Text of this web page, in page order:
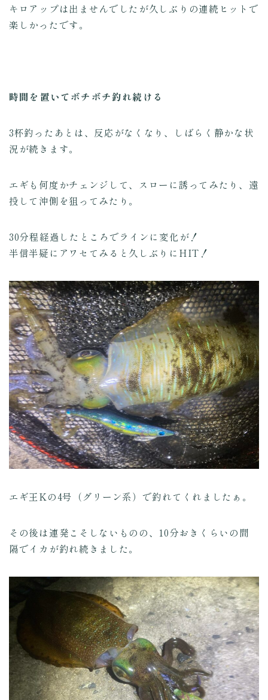
キロアップは出ませんでしたが久しぶりの連続ヒットで
楽しかったです。
時間を置いてボチボチ釣れ続ける
3杯釣ったあとは、反応がなくなり、しばらく静かな状
況が続きます。
エギも何度かチェンジして、スローに誘ってみたり、遠
投して沖側を狙ってみたり。
30分程経過したところでラインに変化が！
半信半疑にアワセてみると久しぶりにHIT！
エギ王Kの4号（グリーン系）で釣れてくれましたぁ。
その後は連発こそしないものの、10分おきくらいの間
隔でイカが釣れ続きました。